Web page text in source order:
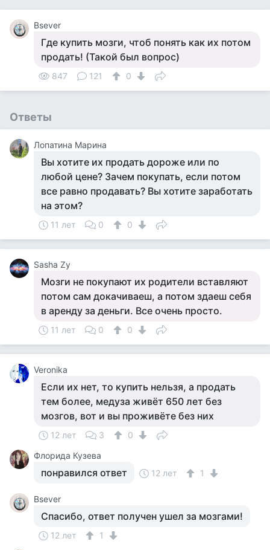
Bsever
Где купить мозги, чтоб понять как их потом
продать! (Такой был вопрос)
847 121 0
Ответы
Лопатина Марина
Вы хотите их продать дороже или по
любой цене? Зачем покупать, если потом
все равно продавать? Вы хотите заработать
на этом?
11 лет 0 0
Sasha Zy
Мозги не покупают их родители вставляют
потом сам докачиваеш, а потом здаеш себя
в аренду за деньги. Все очень просто.
11 лет 0 0
Veronika
Если их нет, то купить нельзя, а продать
тем более, медуза живёт 650 лет без
мозгов, вот и вы проживёте без них
12 лет 3
0
Флорида Кузева
понравился ответ 12 лет 1
Bsever
Спасибо, ответ получен ушел за мозгами!
12 лет
1